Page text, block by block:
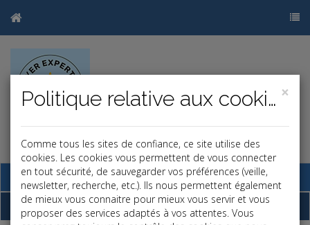
Base documentaire
Dépêches
×
Politique relative aux cookies
Comme tous les sites de confiance, ce site utilise des
cookies. Les cookies vous permettent de vous connecter
en tout sécurité, de sauvegarder vos préférences (veille,
newsletter, recherche, etc.). Ils nous permettent également
de mieux vous connaitre pour mieux vous servir et vous
proposer des services adaptés à vos attentes. Vous